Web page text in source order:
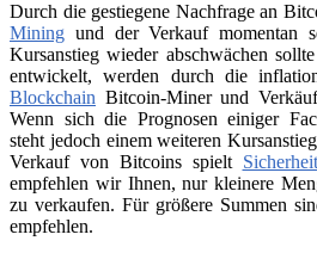
Durch die gestiegene Nachfrage an
Mining und der Verkauf momentan
Kursanstieg wieder abschwächen
entwickelt, werden durch die
Blockchain Bitcoin-Miner und
Wenn sich die Prognosen einiger
steht jedoch einem weiteren
Verkauf von Bitcoins spielt Sicherheit
empfehlen wir Ihnen, nur kleinere
zu verkaufen. Für größere Summen
empfehlen.